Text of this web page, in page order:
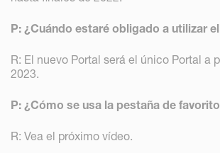
P: ¿Cuándo estaré obligado a utilizar
R: El nuevo Portal será el único Portal a
2023.
P: ¿Cómo se usa la pestaña de
R: Vea el próximo vídeo.